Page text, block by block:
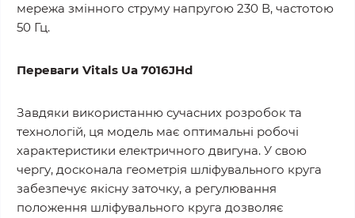
мережа змінного струму напругою 230 В, частотою
50 Гц.
Переваги Vitals Ua 7016JHd
Завдяки використанню сучасних розробок та
технологій, ця модель має оптимальні робочі
характеристики електричного двигуна. У свою
чергу, досконала геометрія шліфувального круга
забезпечує якісну заточку, а регулювання
положення шліфувального круга дозволяє